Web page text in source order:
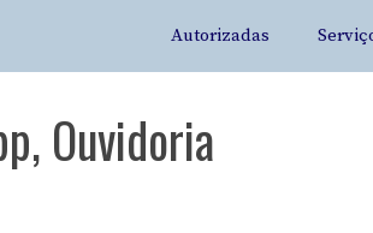
Autorizadas
Ouvidoria